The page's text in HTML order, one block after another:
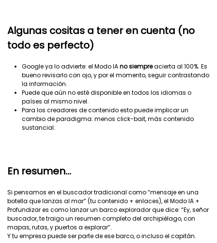
Algunas cositas a tener en cuenta (no
todo es perfecto)
Google ya lo advierte: el Modo IAno siempreacierta al 100%. Es
bueno revisarlo con ojo, y por el momento, seguir contrastando
la información.
Puede que aún no esté disponible en todos los idiomas o
países al mismo nivel.
Para los creadores de contenido esto puede implicar un
cambio de paradigma: menos click-bait, más contenido
sustancial.
En resumen…
Si pensamos en el buscador tradicional como “mensaje en una
botella que lanzas al mar” (tu contenido + enlaces), el Modo IA +
Profundizar es como lanzar un barco explorador que dice: “Ey, señor
buscador, te traigo un resumen completo del archipiélago, con
mapas, rutas, y puertos a explorar”.
Y tu empresa puede ser parte de ese barco, o incluso el capitán.